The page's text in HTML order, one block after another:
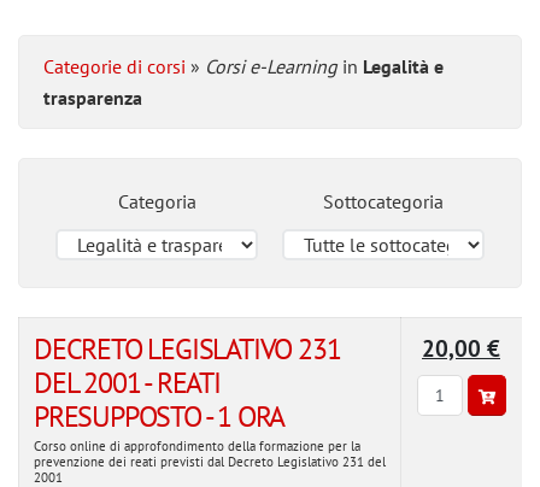
Categorie di corsi » Corsi e-Learningin Legalità e
trasparenza
Categoria Sottocategoria
DECRETO LEGISLATIVO 231
DEL 2001 - REATI
PRESUPPOSTO - 1 ORA
Corso online di approfondimento della formazione per la
prevenzione dei reati previsti dal Decreto Legislativo 231 del
2001
20,00 €